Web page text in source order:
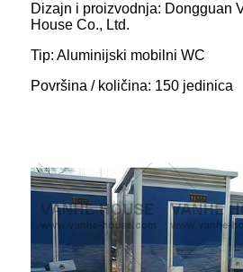
Dizajn i proizvodnja: Dongguan
House Co., Ltd.
Tip: Aluminijski mobilni WC
Površina / količina: 150 jedinica